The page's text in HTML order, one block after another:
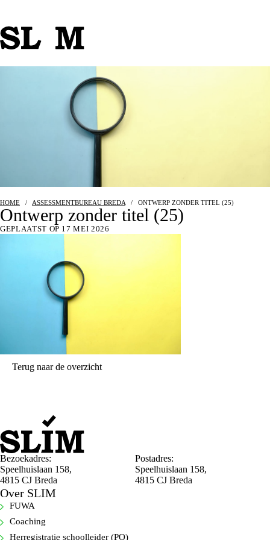
HOME / ASSESSMENTBUREAU BREDA / ONTWERP ZONDER TITEL (25)
Ontwerp zonder titel (25)
GEPLAATST OP 17 MEI 2026
Terug naar de overzicht
Bezoekadres:
Speelhuislaan 158,
4815 CJ Breda
Postadres:
Speelhuislaan 158,
4815 CJ Breda
Over SLIM
FUWA
Coaching
Herregistratie schoolleider (PO)